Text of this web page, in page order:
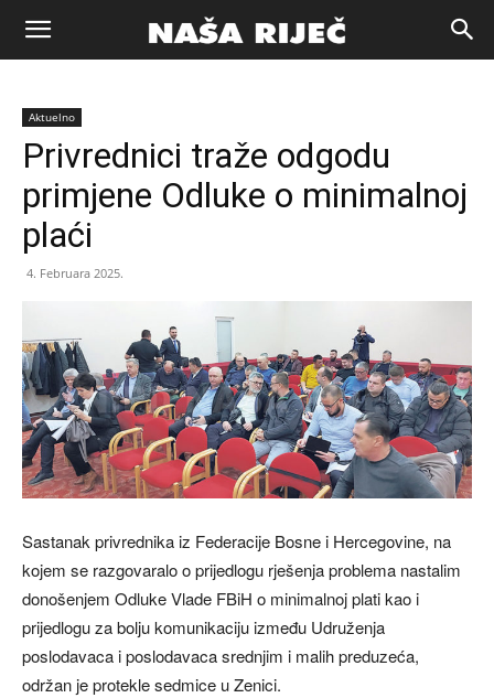
Naša
riječ
Zenica
Aktuelno
Privrednici traže odgodu
primjene Odluke o minimalnoj
plaći
4. Februara 2025.
Sastanak privrednika iz Federacije Bosne i Hercegovine, na
kojem se razgovaralo o prijedlogu rješenja problema nastalim
donošenjem Odluke Vlade FBiH o minimalnoj plati kao i
prijedlogu za bolju komunikaciju između Udruženja
poslodavaca i poslodavaca srednjim i malih preduzeća,
održan je protekle sedmice u Zenici.